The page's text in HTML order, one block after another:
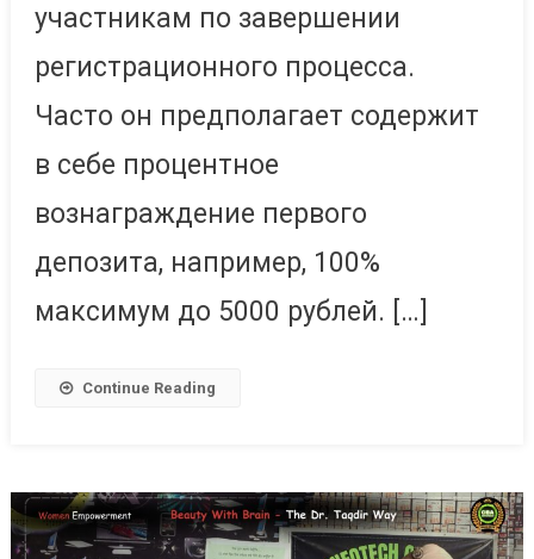
участникам по завершении
регистрационного процесса.
Часто он предполагает содержит
в себе процентное
вознаграждение первого
депозита, например, 100%
максимум до 5000 рублей. […]
Continue Reading